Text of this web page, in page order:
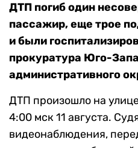
ДТП погиб один
пассажир, еще трое
и были
прокуратура Юго-
административного
ДТП произошло на
4:00 мск 11 августа.
видеонаблюдения,